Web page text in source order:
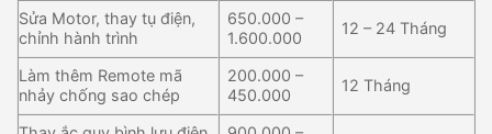
Sửa Motor, thay tụ điện,
chỉnh hành trình
650.000 –
1.600.000
12 – 24 Tháng
Làm thêm Remote mã
nhảy chống sao chép
200.000 –
450.000
12 Tháng